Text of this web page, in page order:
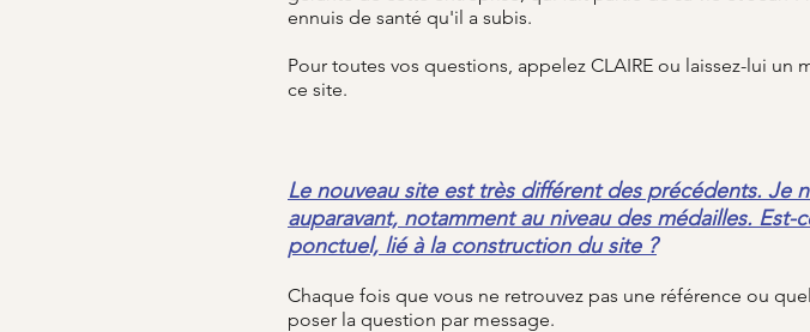
ennuis de santé qu'il a subis.
Pour toutes vos questions, appelez CLAIRE ou laissez-lui un
ce site.
Le nouveau site est très différent des précédents. Je
auparavant, notamment au niveau des médailles.
ponctuel, lié à la construction du site ?
Chaque fois que vous ne retrouvez pas une référence ou
poser la question par message.